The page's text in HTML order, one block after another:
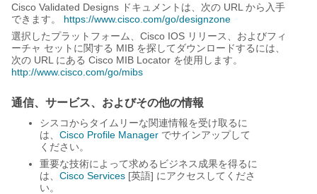
Cisco Validated Designs ドキュメントは、次の URL から入手
できます。 https://www.cisco.com/go/designzone
選択したプラットフォーム、Cisco IOS リリース、およびフィ
ーチャ セットに関する MIB を探してダウンロードするには、
次の URL にある Cisco MIB Locator を使用します。
http://www.cisco.com/go/mibs
通信、サービス、およびその他の情報
シスコからタイムリーな関連情報を受け取るに
は、 Cisco Profile Manager でサインアップして
ください。
重要な技術によって求めるビジネス成果を得るに
は、 Cisco Services [英語] にアクセスしてくださ
い。